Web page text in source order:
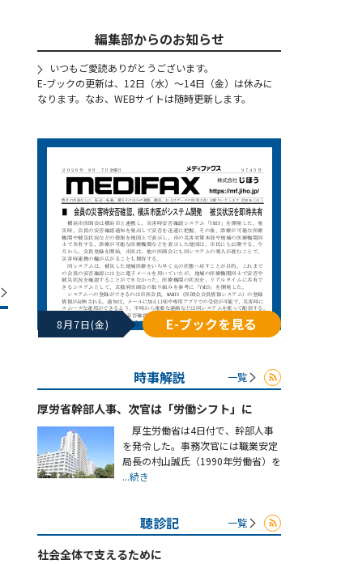
編集部からのお知らせ
いつもご愛読ありがとうございます。
E-ブックの更新は、12日（水）～14日（金）は休みに
なります。なお、WEBサイトは随時更新します。
8月7日(金) E-ブックを見る
時事解説 一覧
厚労省幹部人事、次官は「労働シフト」に
厚生労働省は4日付で、幹部人事
を発令した。事務次官には職業安定
局長の村山誠氏（1990年労働省）を
...続き
聴診記 一覧
社会全体で支えるために